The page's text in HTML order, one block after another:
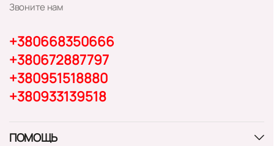
Звоните нам
+380668350666
+380672887797
+380951518880
+380933139518
ПОМОЩЬ